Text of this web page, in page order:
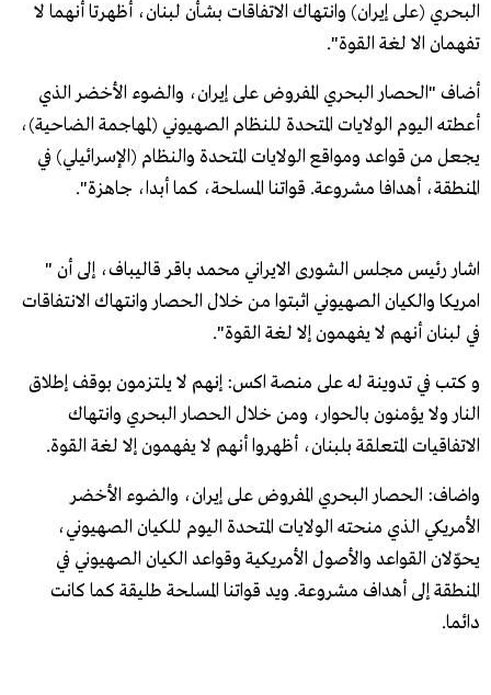
البحري (على إيران) وانتهاك الاتفاقات بشأن لبنان، أظهرتا أنهما لا
تفهمان الا لغة القوة".
أضاف "الحصار البحري المفروض على إيران، والضوء الأخضر الذي
أعطته اليوم الولايات المتحدة للنظام الصهيوني (لمهاجمة الضاحية)،
يجعل من قواعد ومواقع الولايات المتحدة والنظام (الإسرائيلي) في
المنطقة، أهدافا مشروعة. قواتنا المسلحة، كما أبدا، جاهزة".
اشار رئيس مجلس الشورى الايراني محمد باقر قاليباف، إلى أن "
امريكا والكيان الصهيوني اثبتوا من خلال الحصار وانتهاك الانتفاقات
في لبنان أنهم لا يفهمون إلا لغة القوة".
و كتب في تدوينة له على منصة اكس: إنهم لا يلتزمون بوقف إطلاق
النار ولا يؤمنون بالحوار، ومن خلال الحصار البحري وانتهاك
الاتفاقيات المتعلقة بلبنان، أظهروا أنهم لا يفهمون إلا لغة القوة.
واضاف: الحصار البحري المفروض على إيران، والضوء الأخضر
الأمريكي الذي منحته الولايات المتحدة اليوم للكيان الصهيوني،
يحوّلان القواعد والأصول الأمريكية وقواعد الكيان الصهيوني في
المنطقة إلى أهداف مشروعة. ويد قواتنا المسلحة طليقة كما كانت
دائما.